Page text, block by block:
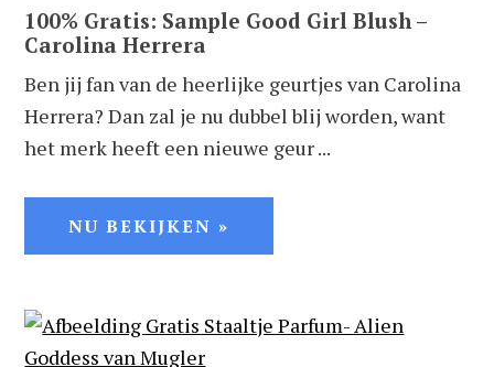
100% Gratis: Sample Good Girl Blush –
Carolina Herrera
Ben jij fan van de heerlijke geurtjes van Carolina
Herrera? Dan zal je nu dubbel blij worden, want
het merk heeft een nieuwe geur ...
NU BEKIJKEN »